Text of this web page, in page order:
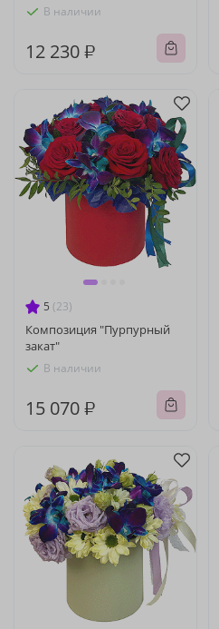
В наличии
12 230 ₽
5 (23)
Композиция "Пурпурный
закат"
В наличии
15 070 ₽